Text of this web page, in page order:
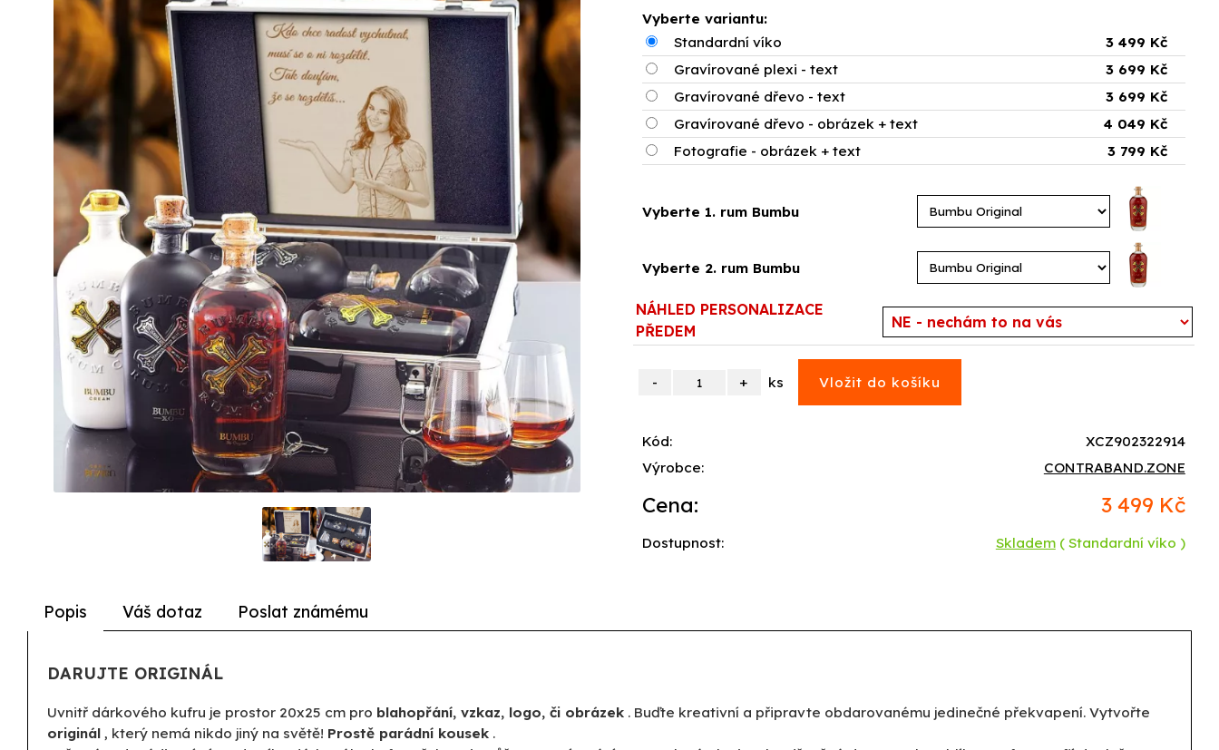
Vyberte variantu:
Standardní víko
3 499 Kč
Gravírované plexi - text
3 699 Kč
Gravírované dřevo - text
3 699 Kč
Gravírované dřevo - obrázek + text
4 049 Kč
Fotografie - obrázek + text
3 799 Kč
Vyberte 1. rum Bumbu
Vyberte 2. rum Bumbu
NÁHLED PERSONALIZACE
PŘEDEM
ks
Kód:
XCZ902322914
Výrobce:
CONTRABAND.ZONE
Cena: 3 499 Kč
Dostupnost: Skladem ( Standardní víko )
Popis Váš dotaz Poslat známému
DARUJTE ORIGINÁL
Uvnitř dárkového kufru je prostor 20x25 cm pro blahopřání, vzkaz, logo, či obrázek . Buďte kreativní a připravte obdarovanému jedinečné překvapení. Vytvořte
originál , který nemá nikdo jiný na světě! Prostě parádní kousek .